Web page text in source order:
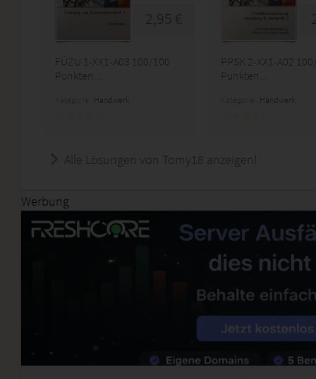
2,95 €
FÜZU 1-XX1-A03 100/100
Punkten...
Handwerk
PPSK 2-XX1-A02
Punkten...
Handwerk
Alle Lösungen von Tomy18 anzeigen!
Werbung